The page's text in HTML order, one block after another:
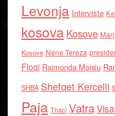
Levonja Interviste
kosova Kosove
Kosove Nene Tereza
Floqi Raimonda Moisiu
SHBA Shefqet Kercelli
Paja Thaci Vatra